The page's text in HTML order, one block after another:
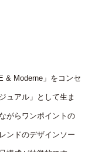
& Moderne」をコンセ
ュアル」として生ま
がらワンポイントの
ンドのデザインソー